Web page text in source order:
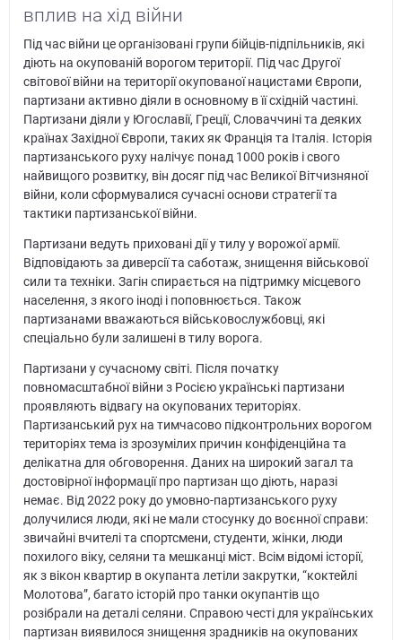
вплив на хід війни
Під час війни це організовані групи бійців-підпільників, які
діють на окупованій ворогом території. Під час Другої
світової війни на території окупованої нацистами Європи,
партизани активно діяли в основному в її східній частині.
Партизани діяли у Югославії, Греції, Словаччині та деяких
країнах Західної Європи, таких як Франція та Італія. Історія
партизанського руху налічує понад 1000 років і свого
найвищого розвитку, він досяг під час Великої Вітчизняної
війни, коли сформувалися сучасні основи стратегії та
тактики партизанської війни.
Партизани ведуть приховані дії у тилу у ворожої армії.
Відповідають за диверсії та саботаж, знищення військової
сили та техніки. Загін спирається на підтримку місцевого
населення, з якого іноді і поповнюється. Також
партизанами вважаються військовослужбовці, які
спеціально були залишені в тилу ворога.
Партизани у сучасному світі. Після початку
повномасштабної війни з Росією українські партизани
проявляють відвагу на окупованих територіях.
Партизанський рух на тимчасово підконтрольних ворогом
територіях тема із зрозумілих причин конфіденційна та
делікатна для обговорення. Даних на широкий загал та
достовірної інформації про партизан що діють, наразі
немає. Від 2022 року до умовно-партизанського руху
долучилися люди, які не мали стосунку до воєнної справи:
звичайні вчителі та спортсмени, студенти, жінки, люди
похилого віку, селяни та мешканці міст. Всім відомі історії,
як з вікон квартир в окупанта летіли закрутки, “коктейлі
Молотова”, багато історій про танки окупантів що
розібрали на деталі селяни. Справою честі для українських
партизан виявилося знищення зрадників на окупованих